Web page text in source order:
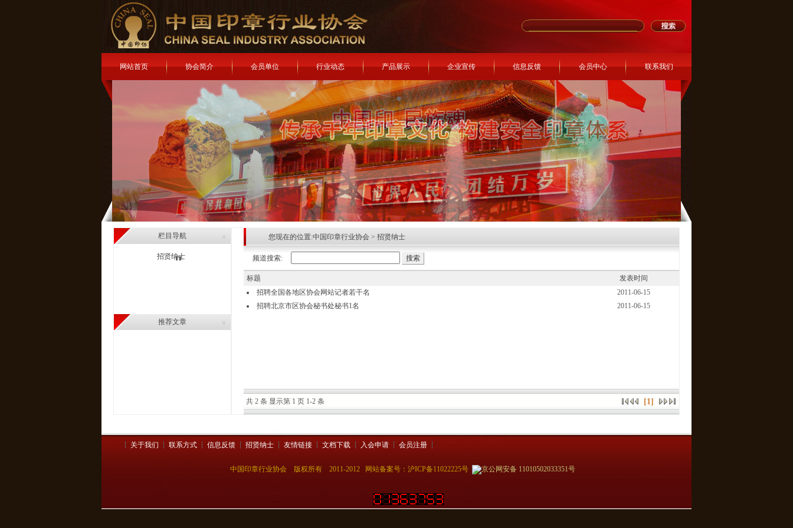
网站首页 协会简介 会员单位 行业动态 产品展示 企业宣传 信息反馈 会员中心 联系我们
栏目导航
招贤纳士
推荐文章
您现在的位置:中国印章行业协会 > 招贤纳士
频道搜索:
标题
发表时间
招聘全国各地区协会网站记者若干名
2011-06-15
招聘北京市区协会秘书处秘书1名
2011-06-15
共 2 条 显示第 1 页 1-2 条 [1]
关于我们 联系方式 信息反馈 招贤纳士 友情链接 文档下载 入会申请 会员注册
中国印章行业协会 版权所有 2011-2012 网站备案号：沪ICP备11022225号 京公网安备 11010502033351号